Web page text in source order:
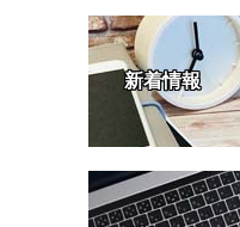
新着情報